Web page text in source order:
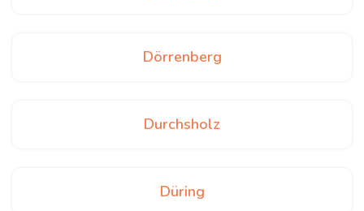
Dörrenberg
Durchsholz
Düring